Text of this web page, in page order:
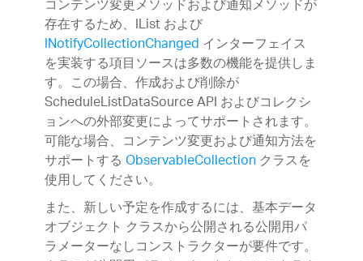
コンテンツ変更メソッドおよび通知メソッドが
存在するため、IList および
INotifyCollectionChangedインターフェイス
を実装する項目ソースは多数の機能を提供しま
す。この場合、作成および削除が
ScheduleListDataSource API およびコレクシ
ョンへの外部変更によってサポートされます。
可能な場合、コンテンツ変更および通知方法を
サポートするObservableCollectionクラスを
使用してください。
また、新しい予定を作成するには、基本データ
オブジェクト クラスから公開される公開用パ
ラメーターなしコンストラクターが要件です。